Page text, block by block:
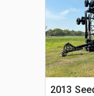
2013